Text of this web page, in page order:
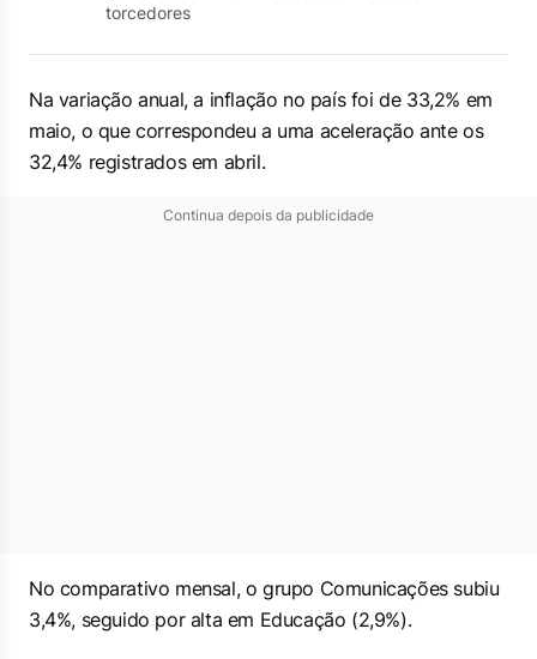
torcedores
Na variação anual, a inflação no país foi de 33,2% em
maio, o que correspondeu a uma aceleração ante os
32,4% registrados em abril.
Continua depois da publicidade
No comparativo mensal, o grupo Comunicações subiu
3,4%, seguido por alta em Educação (2,9%).